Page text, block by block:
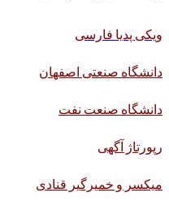
ویکی پدیا فارسی
دانشگاه صنعتی اصفهان
دانشگاه صنعت نفت
رپورتاژ آگهی
میکسر و خمیرگیر قنادی